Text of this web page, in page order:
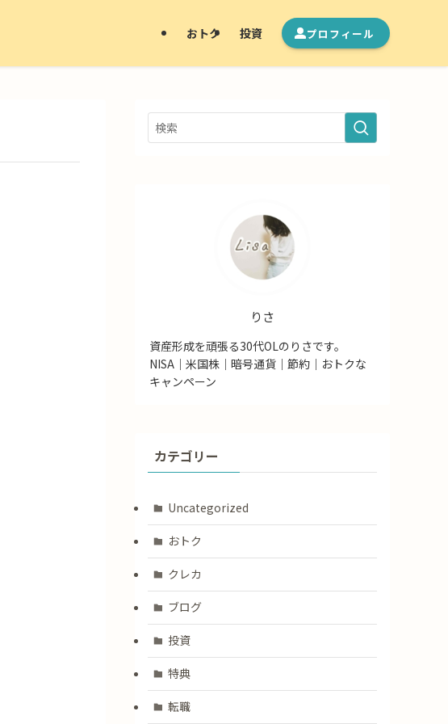
おトク 投資 プロフィール
りさ
資産形成を頑張る30代OLのりさです。
NISA｜米国株｜暗号通貨｜節約｜おトクな
キャンペーン
カテゴリー
Uncategorized
おトク
クレカ
ブログ
投資
特典
転職